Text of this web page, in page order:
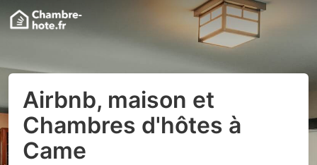
Airbnb, maison et
Chambres d'hôtes à
Came